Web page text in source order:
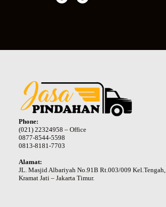
Phone:
(021) 22324958 – Office
0877-8544-5598
0813-8181-7703
Alamat:
JL. Masjid Albariyah No.91B Rt.003/009 Kel.Tengah,
Kramat Jati – Jakarta Timur.